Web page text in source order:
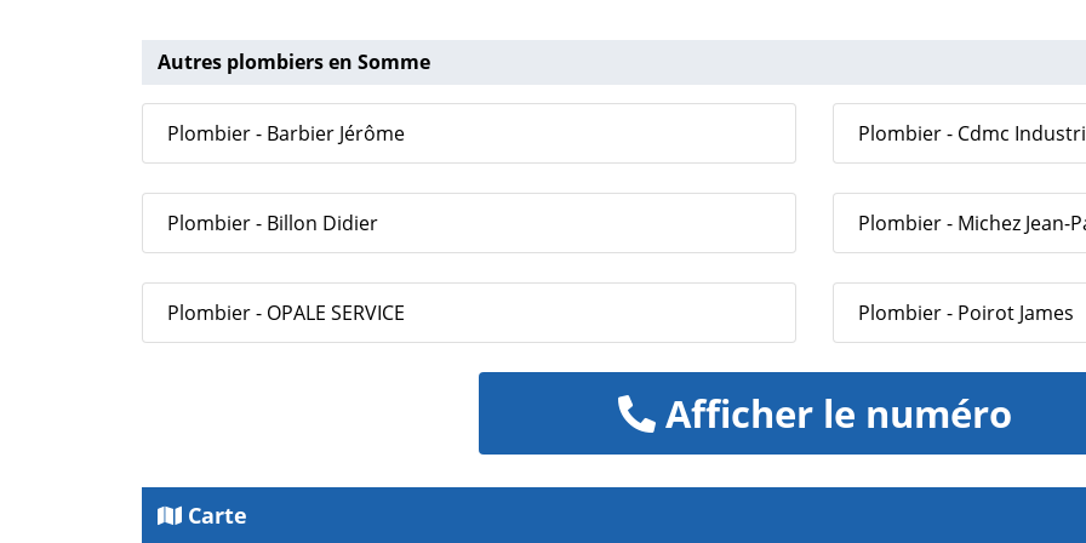
Autres plombiers en Somme
Plombier - Barbier Jérôme Plombier - Cdmc
Plombier - Billon Didier Plombier - Michez Jean-
Plombier - OPALE SERVICE Plombier - Poirot James
Afficher le numéro
Carte